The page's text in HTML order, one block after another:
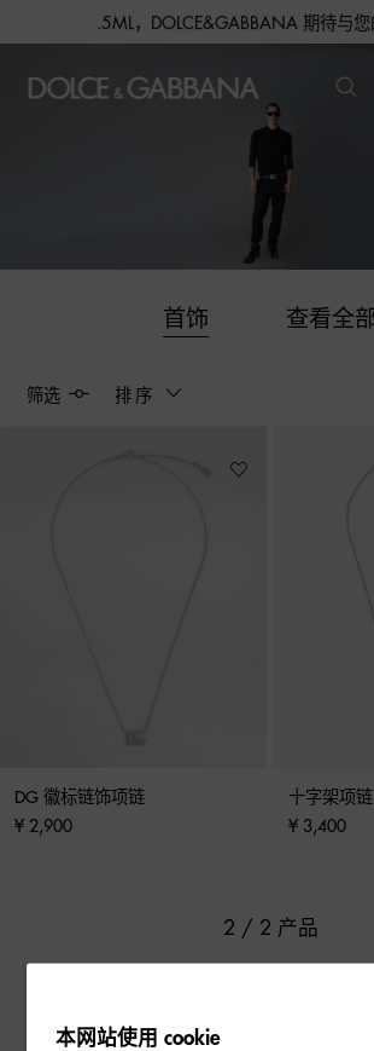
行装1.5ML，DOLCE&GABBANA 期待与您的
首饰 查看全
筛选 排序
DG 徽标链饰项链
¥ 2,900
十字架项链
¥ 3,400
2 / 2 产品
本网站使用 cookie